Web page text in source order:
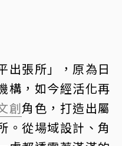
出張所」，原為日
構，如今經活化再
創角色，打造出屬
。從場域設計、角